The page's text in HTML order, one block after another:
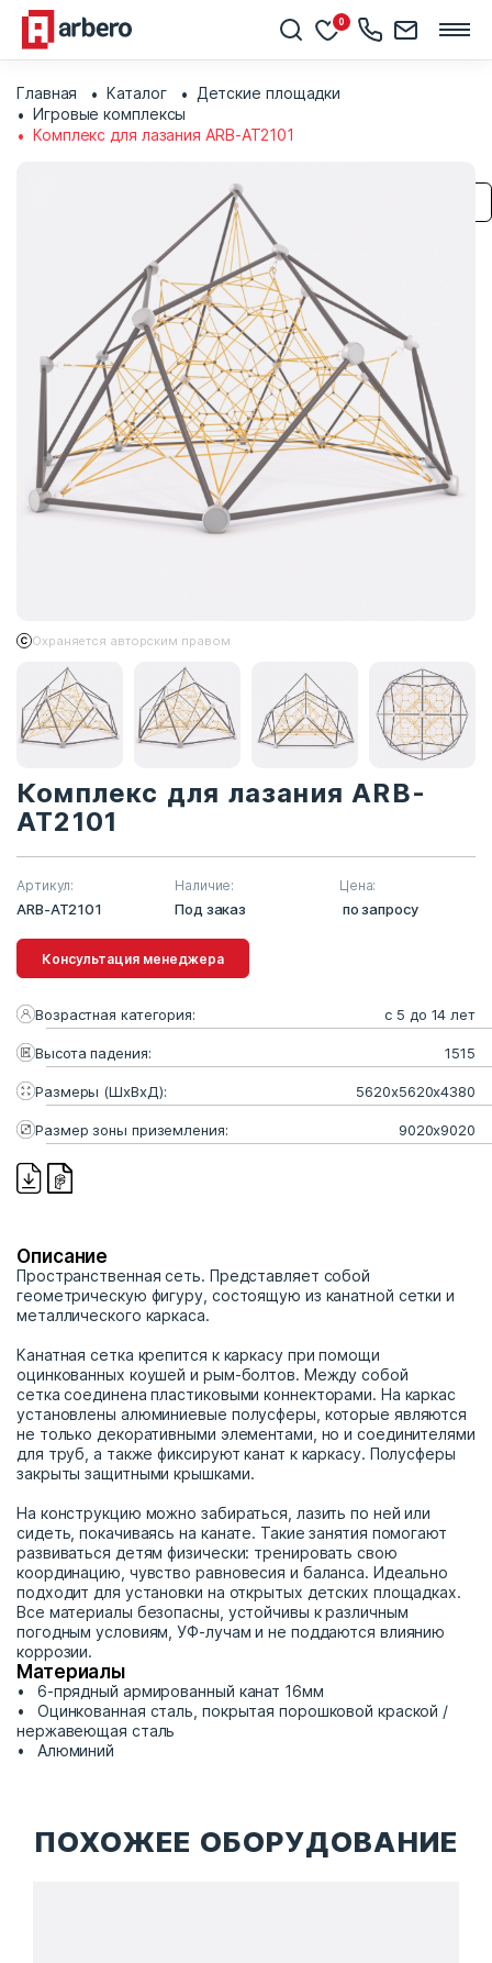
0
Главная Каталог
Детские площадки
Игровые комплексы
Комплекс для лазания ARB-AT2101
Охраняется авторским правом
Комплекс для лазания ARB-
AT2101
Артикул:
ARB-AT2101
Наличие:
Под заказ
Цена:
по запросу
Консультация менеджера
Возрастная категория: с 5 до 14 лет
Высота падения: 1515
Размеры (ШхВхД): 5620x5620x4380
Размер зоны приземления: 9020x9020
Описание
Пространственная сеть. Представляет собой
геометрическую фигуру, состоящую из канатной сетки и
металлического каркаса.
Канатная сетка крепится к каркасу при помощи
оцинкованных коушей и рым-болтов. Между собой
сетка соединена пластиковыми коннекторами. На каркас
установлены алюминиевые полусферы, которые являются
не только декоративными элементами, но и соединителями
для труб, а также фиксируют канат к каркасу. Полусферы
закрыты защитными крышками.
На конструкцию можно забираться, лазить по ней или
сидеть, покачиваясь на канате. Такие занятия помогают
развиваться детям физически: тренировать свою
координацию, чувство равновесия и баланса. Идеально
подходит для установки на открытых детских площадках.
Все материалы безопасны, устойчивы к различным
погодным условиям, УФ-лучам и не поддаются влиянию
коррозии.
Материалы
6-прядный армированный канат 16мм
Оцинкованная сталь, покрытая порошковой краской /
нержавеющая сталь
Алюминий
ПОХОЖЕЕ ОБОРУДОВАНИЕ